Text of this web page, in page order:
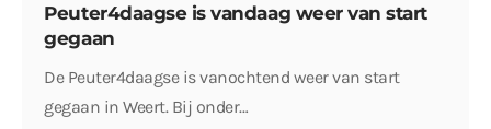
Peuter4daagse is vandaag weer van start
gegaan
De Peuter4daagse is vanochtend weer van start
gegaan in Weert. Bij onder…